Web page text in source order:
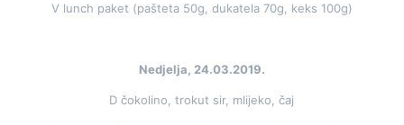
V lunch paket (pašteta 50g, dukatela 70g, keks 100g)
Nedjelja, 24.03.2019.
D čokolino, trokut sir, mlijeko, čaj